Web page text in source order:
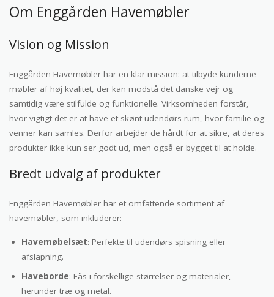
Om Enggården Havemøbler
Vision og Mission
Enggården Havemøbler har en klar mission: at tilbyde kunderne
møbler af høj kvalitet, der kan modstå det danske vejr og
samtidig være stilfulde og funktionelle. Virksomheden forstår,
hvor vigtigt det er at have et skønt udendørs rum, hvor familie og
venner kan samles. Derfor arbejder de hårdt for at sikre, at deres
produkter ikke kun ser godt ud, men også er bygget til at holde.
Bredt udvalg af produkter
Enggården Havemøbler har et omfattende sortiment af
havemøbler, som inkluderer:
Havemøbelsæt: Perfekte til udendørs spisning eller
afslapning.
Haveborde: Fås i forskellige størrelser og materialer,
herunder træ og metal.